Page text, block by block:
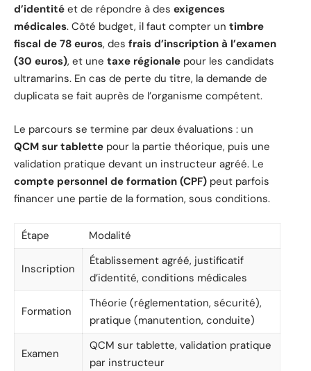
d’identité et de répondre à des exigences
médicales. Côté budget, il faut compter un timbre
fiscal de 78 euros, des frais d’inscription à l’examen
(30 euros), et une taxe régionale pour les candidats
ultramarins. En cas de perte du titre, la demande de
duplicata se fait auprès de l’organisme compétent.
Le parcours se termine par deux évaluations : un
QCM sur tablette pour la partie théorique, puis une
validation pratique devant un instructeur agréé. Le
compte personnel de formation (CPF) peut parfois
financer une partie de la formation, sous conditions.
Étape Modalité
Inscription
Établissement agréé, justificatif
d’identité, conditions médicales
Formation
Théorie (réglementation, sécurité),
pratique (manutention, conduite)
Examen
QCM sur tablette, validation pratique
par instructeur